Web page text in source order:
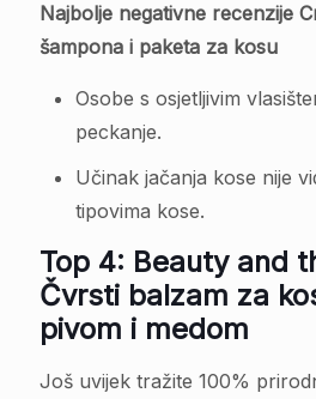
Najbolje negativne recenzije
šampona i paketa za kosu
Osobe s osjetljivim
peckanje.
Učinak jačanja kose nije
tipovima kose.
Top 4: Beauty and
Čvrsti balzam za
pivom i medom
Još uvijek tražite 100%